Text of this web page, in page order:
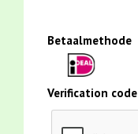
Betaalmethode
Verification code